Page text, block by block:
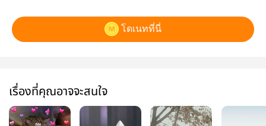
โดเนทที่นี่
เรื่องที่คุณอาจจะสนใจ